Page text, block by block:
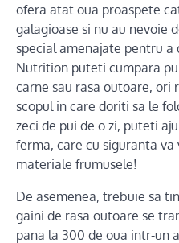
ofera atat oua proaspete
galagioase si nu au nevoie
special amenajate pentru a
Nutrition puteti cumpara
carne sau rasa outoare, ori
scopul in care doriti sa le
zeci de pui de o zi, puteti
ferma, care cu siguranta
materiale frumusele!
De asemenea, trebuie sa
gaini de rasa outoare se
pana la 300 de oua intr-un